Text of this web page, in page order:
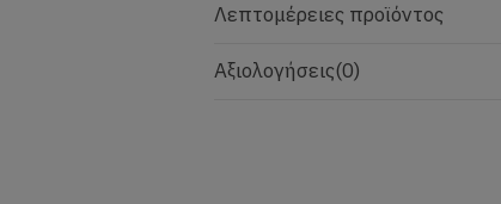
Λεπτομέρειες προϊόντος
Αξιολογήσεις(0)